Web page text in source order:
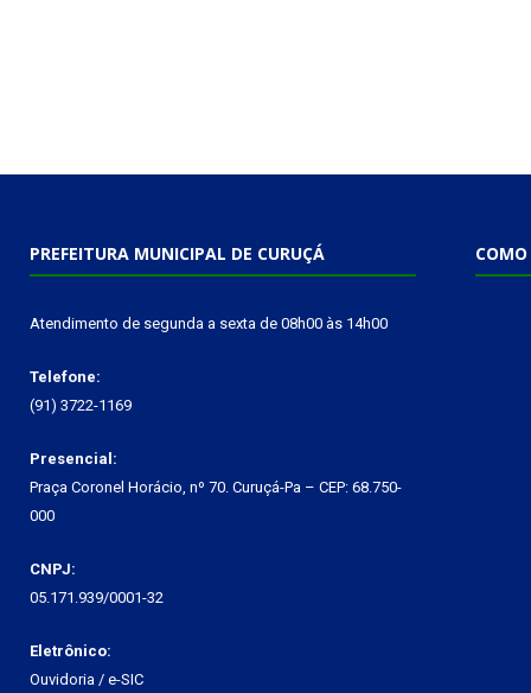
PREFEITURA MUNICIPAL DE CURUÇÁ
Atendimento de segunda a sexta de 08h00 às 14h00
Telefone:
(91) 3722-1169
Presencial:
Praça Coronel Horácio, nº 70. Curuçá-Pa – CEP: 68.750-
000
CNPJ:
05.171.939/0001-32
Eletrônico:
Ouvidoria / e-SIC
COMO